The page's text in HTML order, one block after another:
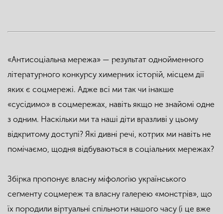
«Антисоціальна мережа» — результат однойменного
літературного конкурсу химерних історій, місцем дії
яких є соцмережі. Адже всі ми так чи інакше
«сусідимо» в соцмережах, навіть якщо не знайомі одне
з одним. Наскільки ми та наші діти вразливі у цьому
відкритому доступі? Які дивні речі, котрих ми навіть не
помічаємо, щодня відбуваються в соціальних мережах?
Збірка пропонує власну міфологію українського
сеґменту соцмереж та власну галерею «монстрів», що
їх породили віртуальні спільноти нашого часу (і це вже